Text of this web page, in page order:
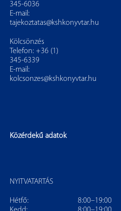
345-6036
E-mail:
tajekoztatas@kshkonyvtar.hu
Kölcsönzés
Telefon: +36 (1)
345-6339
E-mail:
kolcsonzes@kshkonyvtar.hu
Közérdekű adatok
NYITVATARTÁS
Hétfő:
8:00–19:00